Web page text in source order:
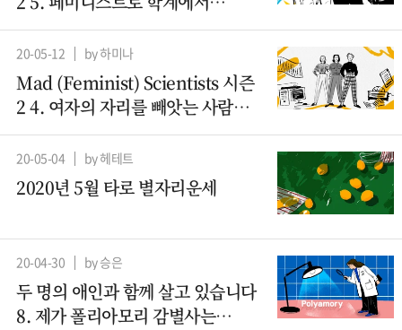
살아남기
20-05-12 by 하미나
Mad (Feminist) Scientists 시즌
2 4. 여자의 자리를 빼앗는 사람들
– 컴퓨터과학 (2)
20-05-04 by 헤테트
2020년 5월 타로 별자리운세
20-04-30 by 승은
두 명의 애인과 함께 살고 있습니다
8. 제가 폴리아모리 감별사는